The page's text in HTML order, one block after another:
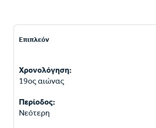
Επιπλεόν
Χρονολόγηση:
19ος αιώνας
Περίοδος:
Νεότερη